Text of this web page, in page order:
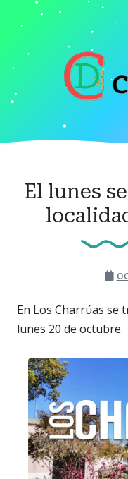
principal
El lunes
En Los Charrúas se
lunes 20 de octubre.